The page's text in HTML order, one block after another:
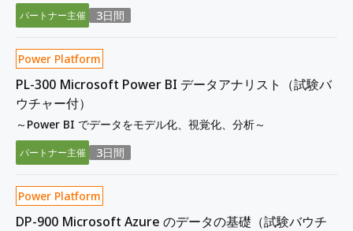
パートナー主催 3日間
Power Platform
PL-300 Microsoft Power BI データアナリスト（試験バ
ウチャー付）
～Power BI でデータをモデル化、視覚化、分析～
パートナー主催 3日間
Power Platform
DP-900 Microsoft Azure のデータの基礎（試験バウチ